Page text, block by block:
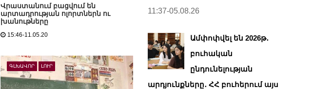
Վրաստանում բացվում են
արտադրության ոլորտներն ու
խանութները
15:46-11.05.20
ԳԼԽԱՎՈՐ ԼՈՒՐ
11:37-05.08.26
Ամփոփվել են 2026թ․
բուհական
ընդունելության
արդյունքները․ ՀՀ բուհերում այս